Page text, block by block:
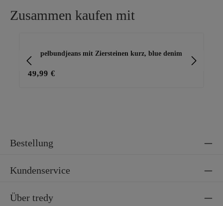
Zusammen kaufen mit
Doppelbundjeans mit Ziersteinen kurz, blue denim
49,99 €
Bestellung
Kundenservice
Über tredy